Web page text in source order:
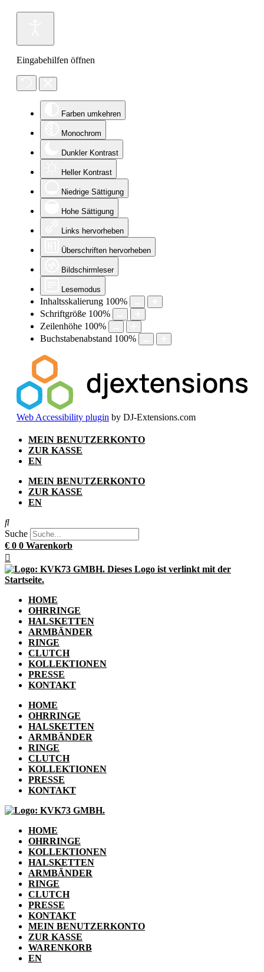
Eingabehilfen öffnen
Farben umkehren
Monochrom
Dunkler Kontrast
Heller Kontrast
Niedrige Sättigung
Hohe Sättigung
Links hervorheben
Überschriften hervorheben
Bildschirmleser
Lesemodus
Inhaltsskalierung 100%
Schriftgröße 100%
Zeilenhöhe 100%
Buchstabenabstand 100%
Web Accessibility plugin by DJ-Extensions.com
Zum
Inhalt
springen
MEIN BENUTZERKONTO
ZUR KASSE
EN
MEIN BENUTZERKONTO
ZUR KASSE
EN
Suche
€ 0 0 Warenkorb
HOME
OHRRINGE
HALSKETTEN
ARMBÄNDER
RINGE
CLUTCH
KOLLEKTIONEN
PRESSE
KONTAKT
HOME
OHRRINGE
HALSKETTEN
ARMBÄNDER
RINGE
CLUTCH
KOLLEKTIONEN
PRESSE
KONTAKT
HOME
OHRRINGE
KOLLEKTIONEN
HALSKETTEN
ARMBÄNDER
RINGE
CLUTCH
PRESSE
KONTAKT
MEIN BENUTZERKONTO
ZUR KASSE
WARENKORB
EN